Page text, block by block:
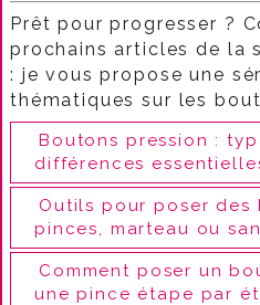
Prêt pour progresser ?
prochains articles de la
: je vous propose une
thématiques sur les
Boutons pression :
différences
Outils pour poser des
pinces, marteau ou
Comment poser un
une pince étape par